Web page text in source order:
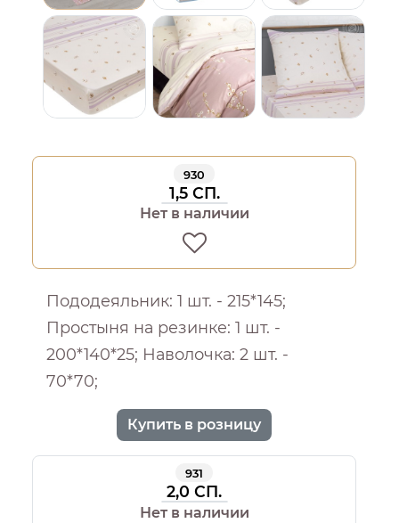
930
1,5 СП.
Нет в наличии
Пододеяльник: 1 шт. - 215*145;
Простыня на резинке: 1 шт. -
200*140*25; Наволочка: 2 шт. -
70*70;
Купить в розницу
931
2,0 СП.
Нет в наличии